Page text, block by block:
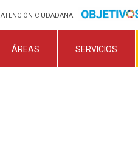
ATENCIÓN CIUDADANA
ÁREAS SERVICIOS